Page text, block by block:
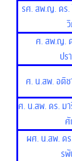
รศ. สพ.ญ. ดร.
ศ. สพ.ญ.
ปร
ศ. น.สพ. อติ
ศ. น.สพ. ดร. ม
ผศ. น.สพ. ด
ร